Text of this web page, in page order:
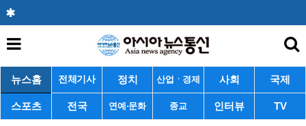
뉴스홈 전체기사 정치 산업ㆍ경제 사회 국제
스포츠 전국 연예·문화 종교 인터뷰 TV